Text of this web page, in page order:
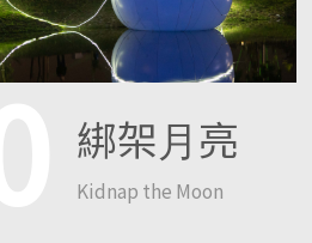
綁架⽉亮
Kidnap the Moon